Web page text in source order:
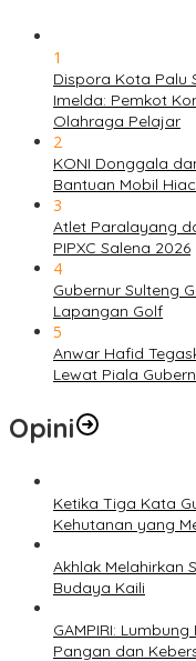
1
Dispora Kota Palu
Imelda: Pemkot
Olahraga Pelajar
2
KONI Donggala
Bantuan Mobil
3
Atlet Paralayang
PIPXC Salena 2026
4
Gubernur Sulteng
Lapangan Golf
5
Anwar Hafid
Lewat Piala
Opini
Ketika Tiga Kata
Kehutanan yang
Akhlak Melahirkan
Budaya Kaili
GAMPIRI:
Pangan dan